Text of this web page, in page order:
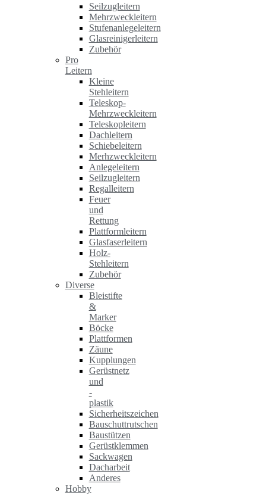
Seilzugleitern
Mehrzweckleitern
Stufenanlegeleitern
Glasreinigerleitern
Zubehör
Pro
Leitern
Kleine
Stehleitern
Teleskop-
Mehrzweckleitern
Teleskopleitern
Dachleitern
Schiebeleitern
Merhzweckleitern
Anlegeleitern
Seilzugleitern
Regalleitern
Feuer
und
Rettung
Plattformleitern
Glasfaserleitern
Holz-
Stehleitern
Zubehör
Diverse
Bleistifte
&
Marker
Böcke
Plattformen
Zäune
Kupplungen
Gerüstnetz
und
-
plastik
Sicherheitszeichen
Bauschuttrutschen
Baustützen
Gerüstklemmen
Sackwagen
Dacharbeit
Anderes
Hobby